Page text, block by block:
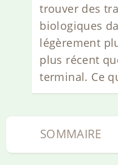
trouver des
biologiques
légèrement
plus récent
terminal. Ce
SOMMAIRE